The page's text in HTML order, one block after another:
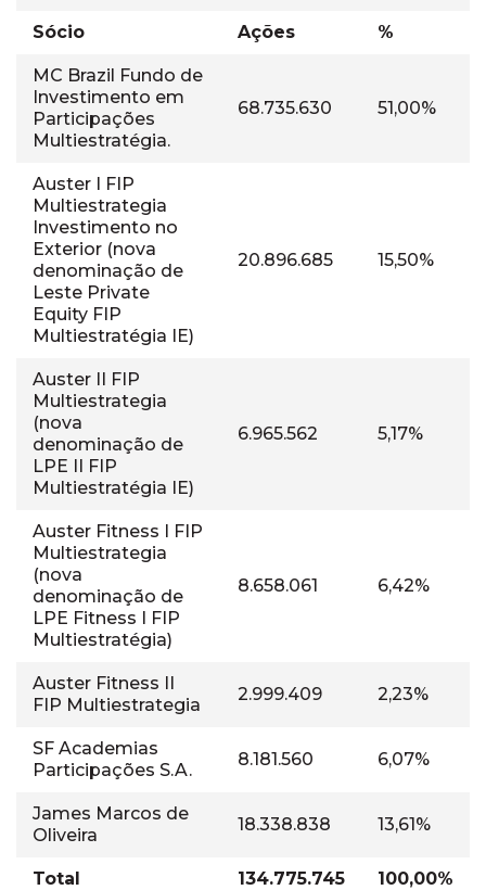
Sócio Ações %
MC Brazil Fundo de
Investimento em
Participações
Multiestratégia.
68.735.630 51,00%
Auster I FIP
Multiestrategia
Investimento no
Exterior (nova
denominação de
Leste Private
Equity FIP
Multiestratégia IE)
20.896.685 15,50%
Auster II FIP
Multiestrategia
(nova
denominação de
LPE II FIP
Multiestratégia IE)
6.965.562 5,17%
Auster Fitness I FIP
Multiestrategia
(nova
denominação de
LPE Fitness I FIP
Multiestratégia)
8.658.061 6,42%
Auster Fitness II
FIP Multiestrategia
2.999.409 2,23%
SF Academias
Participações S.A.
8.181.560 6,07%
James Marcos de
Oliveira
18.338.838 13,61%
Total 134.775.745 100,00%